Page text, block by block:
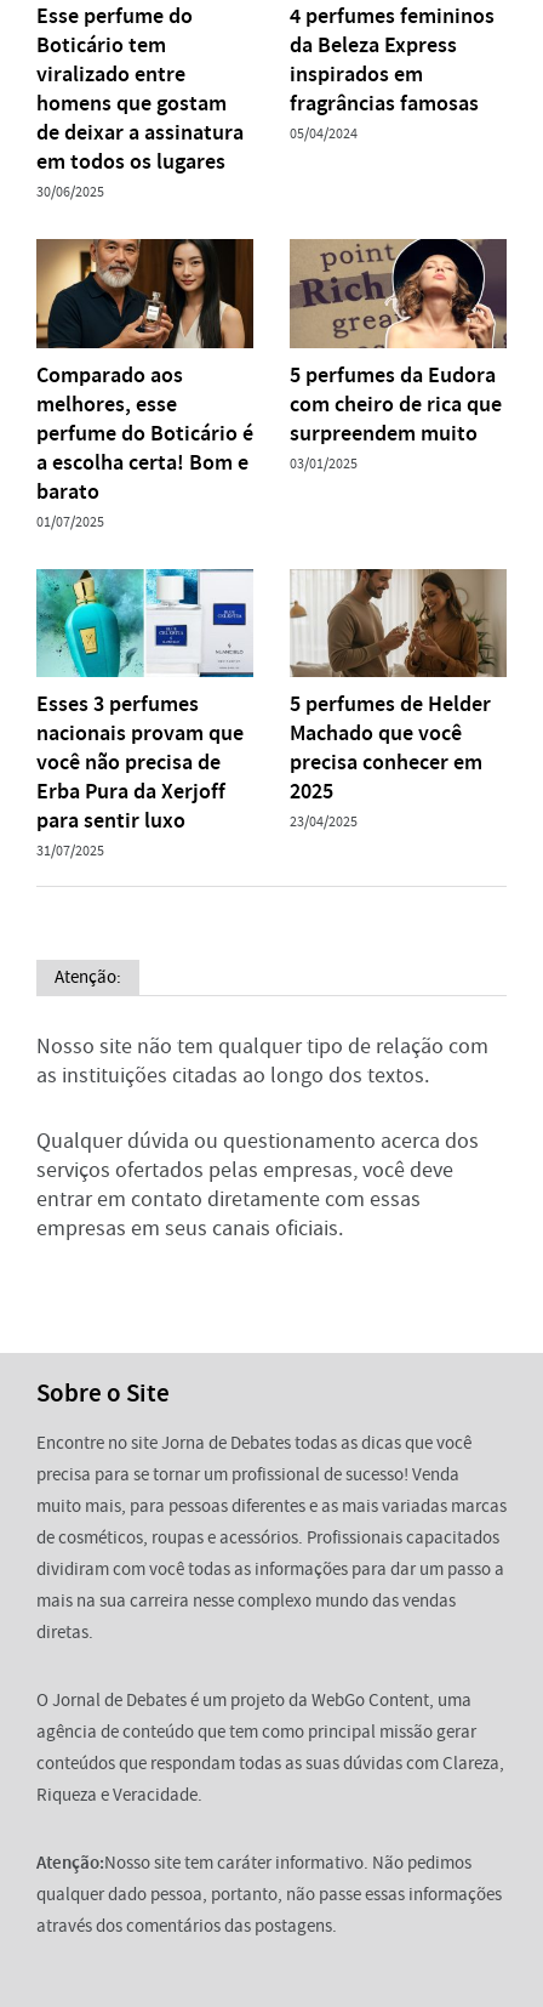
Esse perfume do
Boticário tem
viralizado entre
homens que gostam
de deixar a assinatura
em todos os lugares
30/06/2025
4 perfumes femininos
da Beleza Express
inspirados em
fragrâncias famosas
05/04/2024
Comparado aos
melhores, esse
perfume do Boticário é
a escolha certa! Bom e
barato
01/07/2025
5 perfumes da Eudora
com cheiro de rica que
surpreendem muito
03/01/2025
Esses 3 perfumes
nacionais provam que
você não precisa de
Erba Pura da Xerjoff
para sentir luxo
31/07/2025
5 perfumes de Helder
Machado que você
precisa conhecer em
2025
23/04/2025
Atenção:
Nosso site não tem qualquer tipo de relação com
as instituições citadas ao longo dos textos.
Qualquer dúvida ou questionamento acerca dos
serviços ofertados pelas empresas, você deve
entrar em contato diretamente com essas
empresas em seus canais oficiais.
Sobre o Site
Encontre no site Jorna de Debates todas as dicas que você
precisa para se tornar um profissional de sucesso! Venda
muito mais, para pessoas diferentes e as mais variadas marcas
de cosméticos, roupas e acessórios. Profissionais capacitados
dividiram com você todas as informações para dar um passo a
mais na sua carreira nesse complexo mundo das vendas
diretas.
O Jornal de Debates é um projeto da WebGo Content, uma
agência de conteúdo que tem como principal missão gerar
conteúdos que respondam todas as suas dúvidas com Clareza,
Riqueza e Veracidade.
Atenção:Nosso site tem caráter informativo. Não pedimos
qualquer dado pessoa, portanto, não passe essas informações
através dos comentários das postagens.